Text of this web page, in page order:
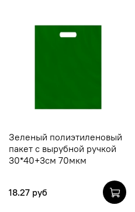
Зеленый полиэтиленовый
пакет с вырубной ручкой
30*40+3см 70мкм
18.27 руб